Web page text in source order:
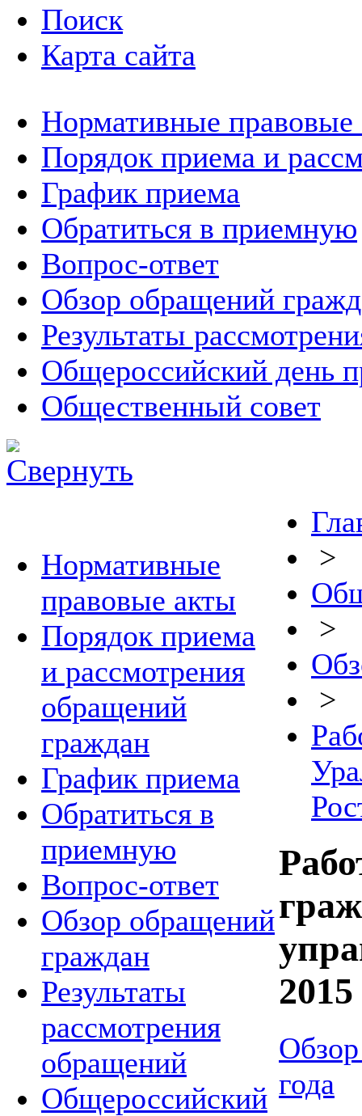
Поиск
Карта сайта
Нормативные правовые
Порядок приема и
График приема
Обратиться в приемную
Вопрос-ответ
Обзор обращений
Результаты
Общероссийский день
Общественный совет
Нормативные
правовые акты
Порядок приема
и рассмотрения
обращений
граждан
График приема
Обратиться в
приемную
Вопрос-ответ
Обзор обращений
граждан
Результаты
рассмотрения
обращений
Общероссийский
>
>
>
2015
года